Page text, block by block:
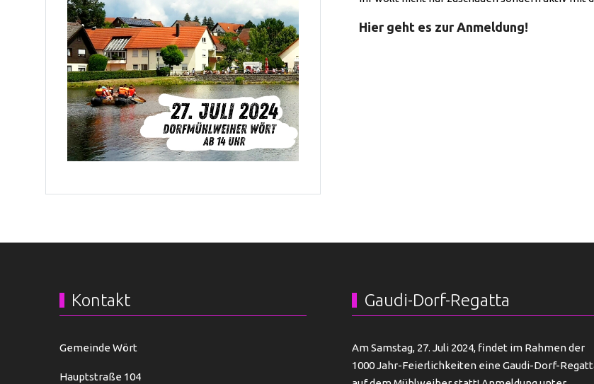
Hier geht es zur Anmeldung!
Kontakt
Gemeinde Wört
Hauptstraße 104
Gaudi-Dorf-Regatta
Am Samstag, 27. Juli 2024, findet im Rahmen der
1000 Jahr-Feierlichkeiten eine Gaudi-Dorf-